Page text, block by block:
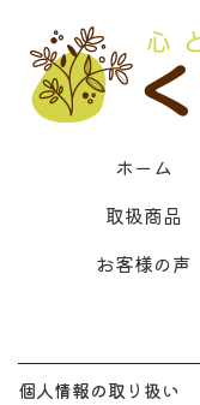
ホーム
取扱商品
お客様の声
個人情報の取り扱い